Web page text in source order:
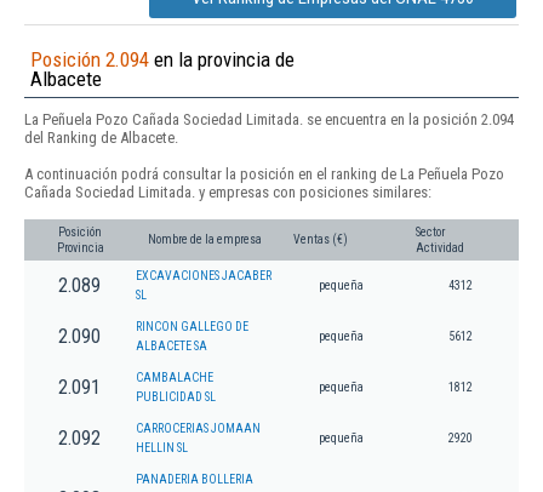
Posición 2.094 en la provincia de
Albacete
La Peñuela Pozo Cañada Sociedad Limitada. se encuentra en la posición 2.094
del Ranking de Albacete.
A continuación podrá consultar la posición en el ranking de La Peñuela Pozo
Cañada Sociedad Limitada. y empresas con posiciones similares:
Posición
Provincia
Nombre de la empresa Ventas (€)
Sector
Actividad
2.089
EXCAVACIONES JACABER
SL
pequeña 4312
2.090
RINCON GALLEGO DE
ALBACETE SA
pequeña 5612
2.091
CAMBALACHE
PUBLICIDAD SL
pequeña 1812
2.092
CARROCERIAS JOMAAN
HELLIN SL
pequeña 2920
PANADERIA BOLLERIA